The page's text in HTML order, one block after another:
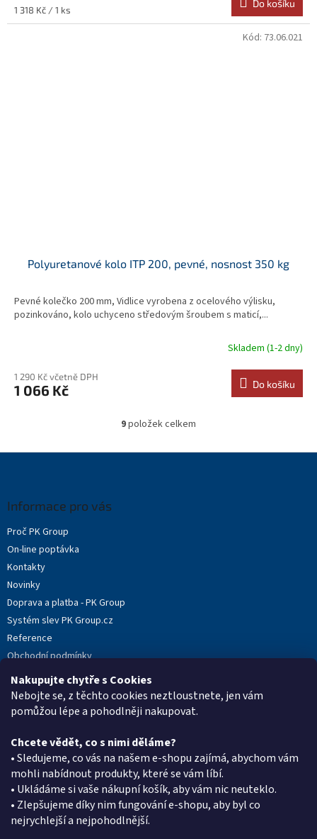
Nakupujte chytře s Cookies
Nebojte se, z těchto cookies neztloustnete, jen vám
pomůžou lépe a pohodlněji nakupovat.
Chcete vědět, co s nimi děláme?
• Sledujeme, co vás na našem e-shopu zajímá, abychom vám
mohli nabídnout produkty, které se vám líbí.
• Ukládáme si vaše nákupní košík, aby vám nic neuteklo.
• Zlepšujeme díky nim fungování e-shopu, aby byl co
nejrychlejší a nejpohodlnější.
Měrná
cena:
1 318 Kč / 1 ks
Do košíku
Polyuretanové kolo ITP 200, pevné, nosnost 350 kg
Pevné kolečko 200 mm, Vidlice vyrobena z ocelového výlisku,
pozinkováno, kolo uchyceno středovým šroubem s maticí,...
Skladem (1-2 dny)
1 290 Kč včetně DPH
1 066 Kč Do košíku
Kód: 73.06.021
O
l
s
9položek celkem
Informace pro vás
Proč PK Group
On-line poptávka
Kontakty
Novinky
Doprava a platba - PK Group
Systém slev PK Group.cz
Reference
Obchodní podmínky
Podmínky ochrany osobních údajů
Reklamační protokol
Kontakt
eshop@pkgroup.cz
+420603331993
+420734621131